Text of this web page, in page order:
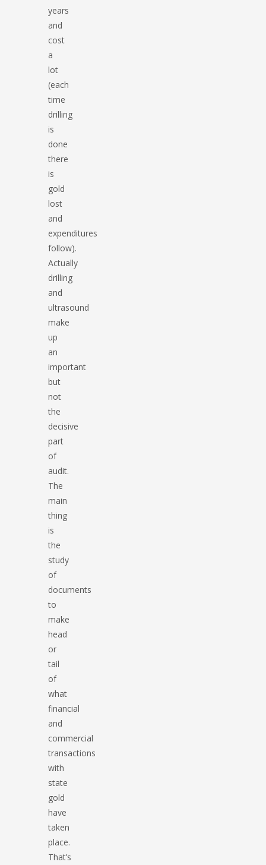
years
and
cost
a
lot
(each
time
drilling
is
done
there
is
gold
lost
and
expenditures
follow).
Actually
drilling
and
ultrasound
make
up
an
important
but
not
the
decisive
part
of
audit.
The
main
thing
is
the
study
of
documents
to
make
head
or
tail
of
what
financial
and
commercial
transactions
with
state
gold
have
taken
place.
That’s